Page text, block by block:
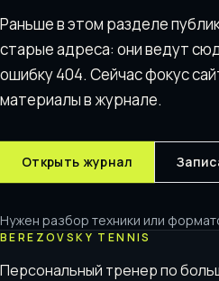
Раньше в этом разделе
старые адреса: они ведут
ошибку 404. Сейчас фокус
материалы в журнале.
Открыть журнал
Нужен разбор техники или
BEREZOVSKY TENNIS
Персональный тренер по